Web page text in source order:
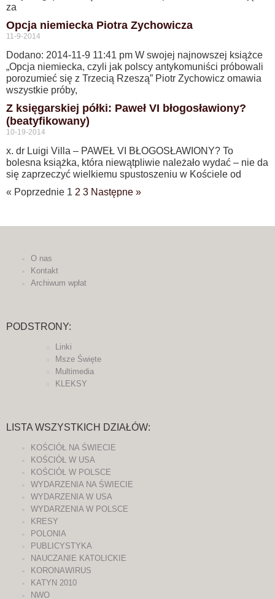
za
Opcja niemiecka Piotra Zychowicza
11-9-2014
Dodano: 2014-11-9 11:41 pm W swojej najnowszej książce
„Opcja niemiecka, czyli jak polscy antykomuniści próbowali
porozumieć się z Trzecią Rzeszą” Piotr Zychowicz omawia
wszystkie próby,
Z księgarskiej półki: Paweł VI błogosławiony?
(beatyfikowany)
10-19-2014
x. dr Luigi Villa – PAWEŁ VI BŁOGOSŁAWIONY? To
bolesna książka, która niewątpliwie należało wydać – nie da
się zaprzeczyć wielkiemu spustoszeniu w Kościele od
« Poprzednie 1 2 3 Następne »
O nas
Kontakt
Archiwum wpłat
PODSTRONY:
Linki
Msze Święte
Multimedia
KLEKSY
LISTA WSZYSTKICH DZIAŁÓW:
KOŚCIÓŁ NA ŚWIECIE
KOŚCIÓŁ W USA
KOŚCIÓŁ W POLSCE
WYDARZENIA NA ŚWIECIE
WYDARZENIA W USA
WYDARZENIA W POLSCE
KRESY
POLONIA
PUBLICYSTYKA
NAUCZANIE KATOLICKIE
KORONAWIRUS
KATYN 2010
NWO